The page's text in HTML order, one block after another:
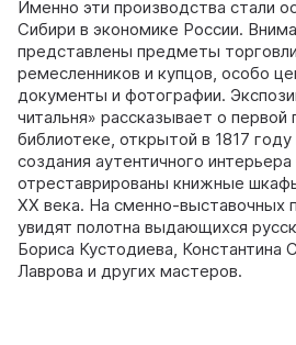
Именно эти производства стали
Сибири в экономике России.
представлены предметы
ремесленников и купцов, особо
документы и фотографии.
читальня» рассказывает о первой
библиотеке, открытой в 1817
создания аутентичного
отреставрированы книжные
XX века. На сменно-выставочных
увидят полотна выдающихся
Бориса Кустодиева, Константина
Лаврова и других мастеров.